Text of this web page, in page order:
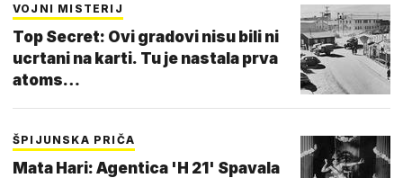
VOJNI MISTERIJ
Top Secret: Ovi gradovi nisu bili ni
ucrtani na karti. Tu je nastala prva
atoms…
ŠPIJUNSKA PRIČA
Mata Hari: Agentica 'H 21' Spavala